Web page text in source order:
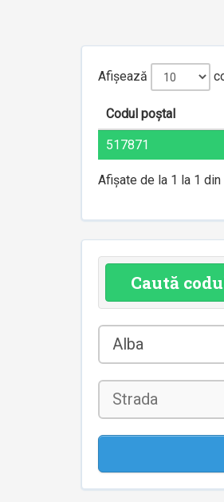
Afișează
Codul poștal
517871
Afișate de la 1 la 1 din
Caută
Alba